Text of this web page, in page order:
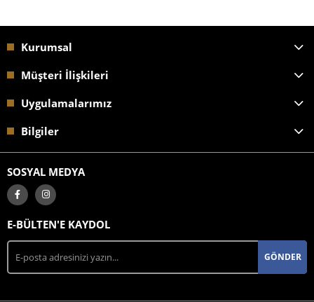
Kurumsal
Müşteri İlişkileri
Uygulamalarımız
Bilgiler
SOSYAL MEDYA
E-BÜLTEN'E KAYDOL
GÖNDER